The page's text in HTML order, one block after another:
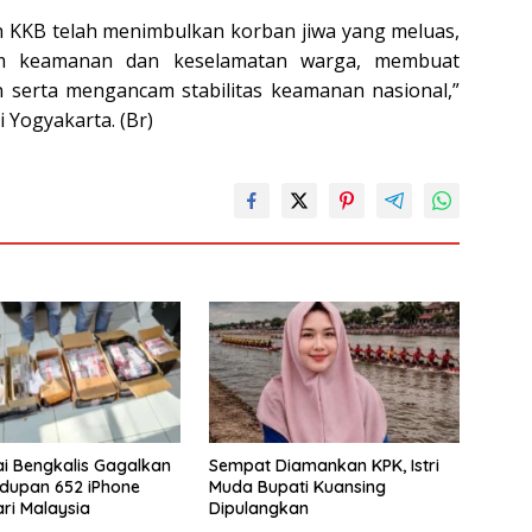
telah menimbulkan korban jiwa yang meluas,
keamanan dan keselamatan warga, membuat
serta mengancam stabilitas keamanan nasional,”
Yogyakarta. (Br)
Bengkalis Gagalkan
652 iPhone
Malaysia
Sempat Diamankan KPK, Istri
Muda Bupati Kuansing
Dipulangkan